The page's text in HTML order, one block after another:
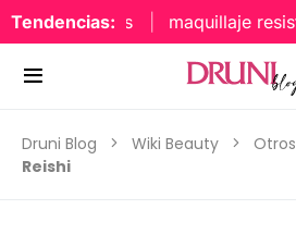
Tendencias: maquillaje
Druni Blog Wiki Beauty
Reishi